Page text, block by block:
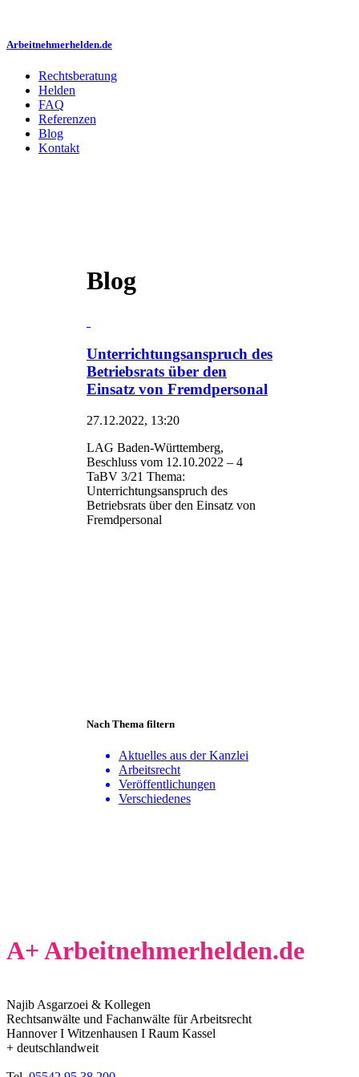
Arbeitnehmerhelden.de
Rechtsberatung
Helden
FAQ
Referenzen
Blog
Kontakt
Blog
Unterrichtungsanspruch des
Betriebsrats über den
Einsatz von Fremdpersonal
27.12.2022, 13:20
LAG Baden-Württemberg,
Beschluss vom 12.10.2022 – 4
TaBV 3/21 Thema:
Unterrichtungsanspruch des
Betriebsrats über den Einsatz von
Fremdpersonal
Nach Thema filtern
Aktuelles aus der Kanzlei
Arbeitsrecht
Veröffentlichungen
Verschiedenes
A+ Arbeitnehmerhelden.de
Najib Asgarzoei & Kollegen
Rechtsanwälte und Fachanwälte für Arbeitsrecht
Hannover I Witzenhausen I Raum Kassel
+ deutschlandweit